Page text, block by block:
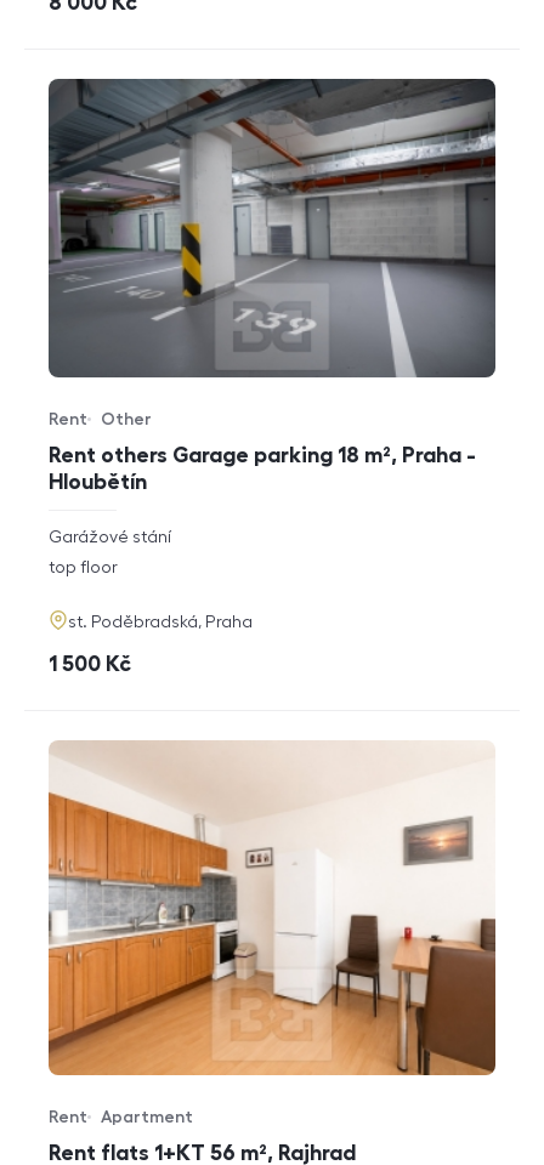
Rent others Garage parking 18 m², Praha -
Hloubětín
Offer type
Rent
Property type
Other
rozměry
disposition
Garážové stání
funkce
top floor
adresa
st. Poděbradská, Praha
cena
1 500 Kč
Rent flats 1+KT 56 m², Rajhrad
Offer type
Rent
Property type
Apartment